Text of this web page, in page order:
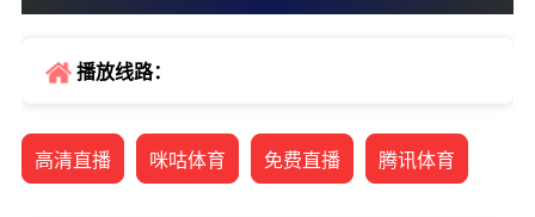
播放线路：
高清直播 咪咕体育 免费直播 腾讯体育